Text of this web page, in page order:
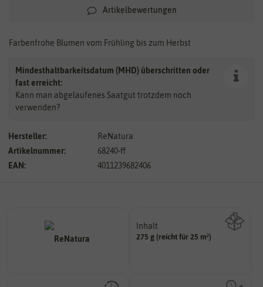
Artikelbewertungen
Farbenfrohe Blumen vom Frühling bis zum Herbst
Mindesthaltbarkeitsdatum (MHD) überschritten oder
fast erreicht:
Kann man abgelaufenes Saatgut trotzdem noch
verwenden?
Hersteller:
ReNatura
Artikelnummer:
68240-ff
EAN:
4011239682406
Inhalt
275 g (reicht für 25 m²)
Wie viel ist enthalten